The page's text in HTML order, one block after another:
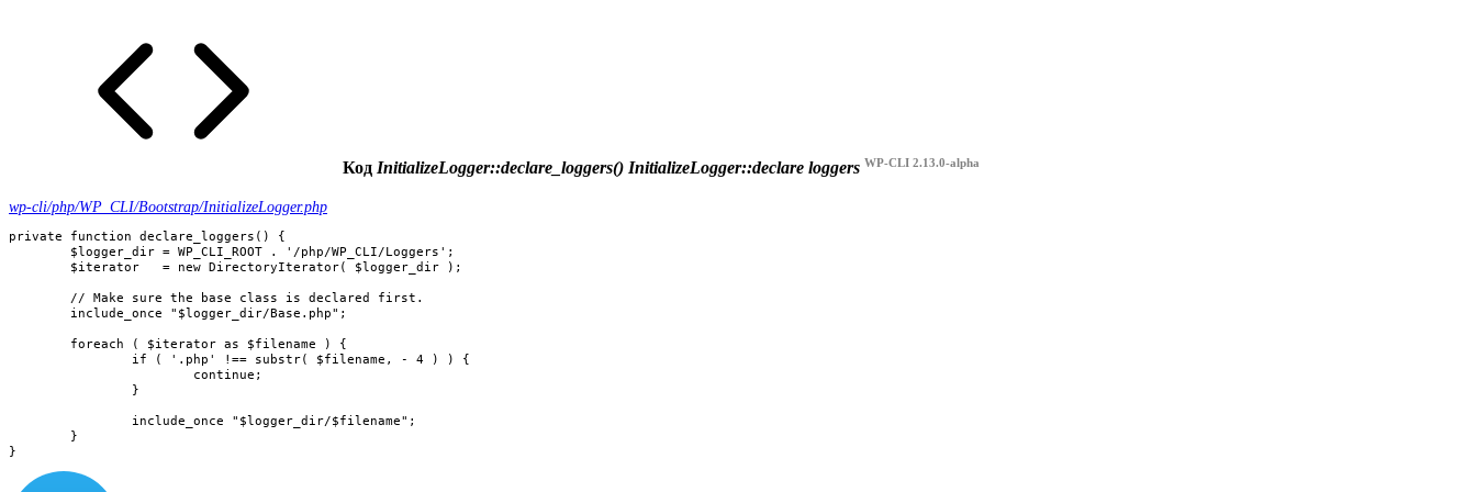
Код InitializeLogger::declare_loggers() InitializeLogger::declare loggers WP-CLI 2.13.0-alpha
wp-cli/php/WP_CLI/Bootstrap/InitializeLogger.php
private function declare_loggers() {
}